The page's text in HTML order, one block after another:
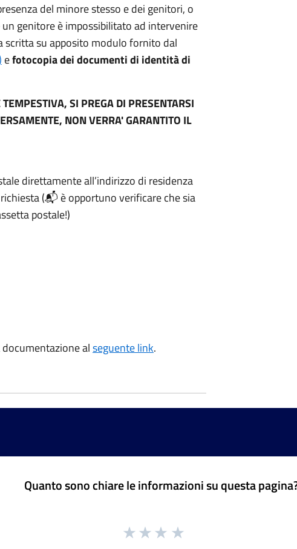
del minore stesso e dei genitori, o
genitore è impossibilitato ad intervenire
scritta su apposito modulo fornito dal
efotocopia dei documenti di identità di
SI PREGA DI PRESENTARSI
NON VERRA' GARANTITO IL
direttamente all’indirizzo di residenza
(📬 è opportuno verificare che sia
postale!)
alseguente link.
Quanto sono chiare le informazioni su questa